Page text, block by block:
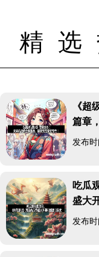
精
《超
篇章
发布
吃瓜
盛大
发布